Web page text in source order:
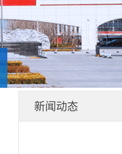
新闻动态